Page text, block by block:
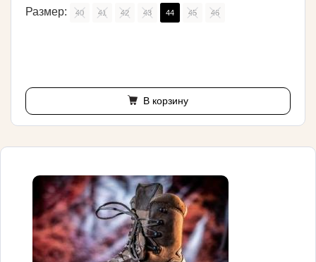
Размер: 40 41 42 43 44 45 46
В корзину